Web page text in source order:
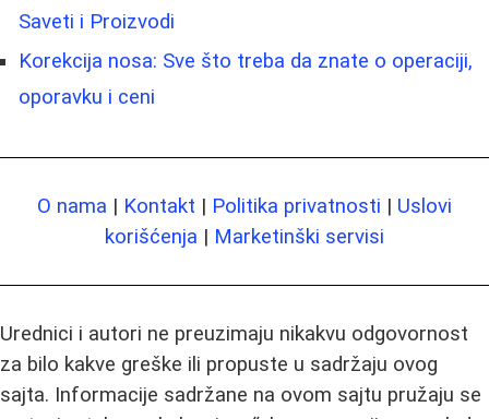
Saveti i Proizvodi
Korekcija nosa: Sve što treba da znate o operaciji,
oporavku i ceni
O nama | Kontakt | Politika privatnosti | Uslovi
korišćenja | Marketinški servisi
Urednici i autori ne preuzimaju nikakvu odgovornost
za bilo kakve greške ili propuste u sadržaju ovog
sajta. Informacije sadržane na ovom sajtu pružaju se